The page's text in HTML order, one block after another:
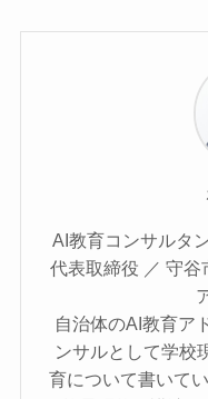
AI教育コンサルタ
代表取締役 ／ 守谷
自治体のAI教育ア
ンサルとして学校
育について書いて